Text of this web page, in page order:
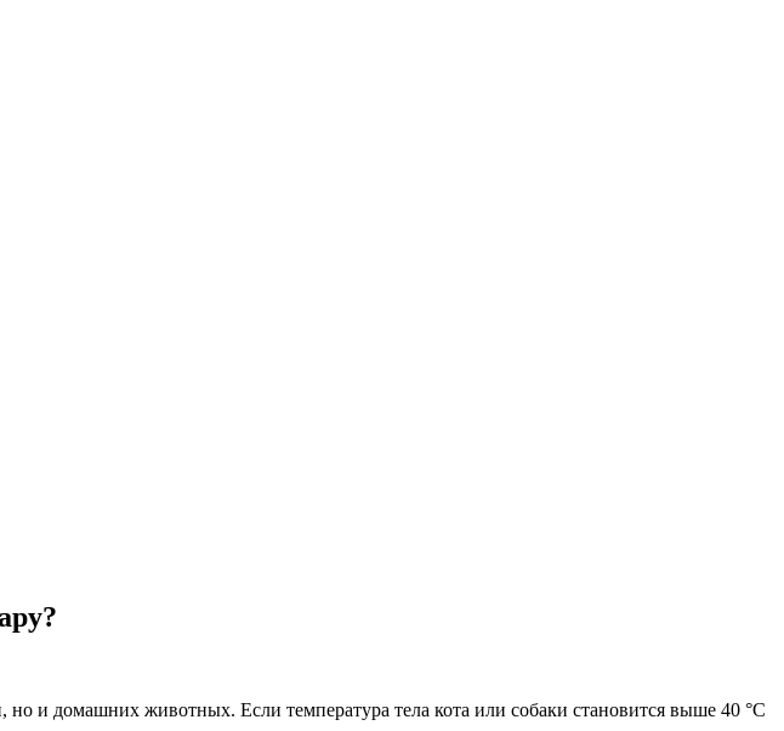
и домашних животных. Если температура тела кота или собаки становится выше 40 °С